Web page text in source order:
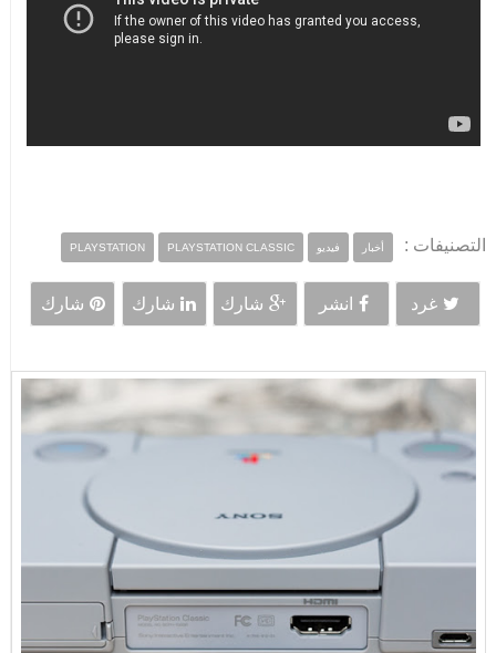
التصنيفات : أخبار فيديو PLAYSTATION PLAYSTATION CLASSIC
غرد انشر شارك شارك شارك